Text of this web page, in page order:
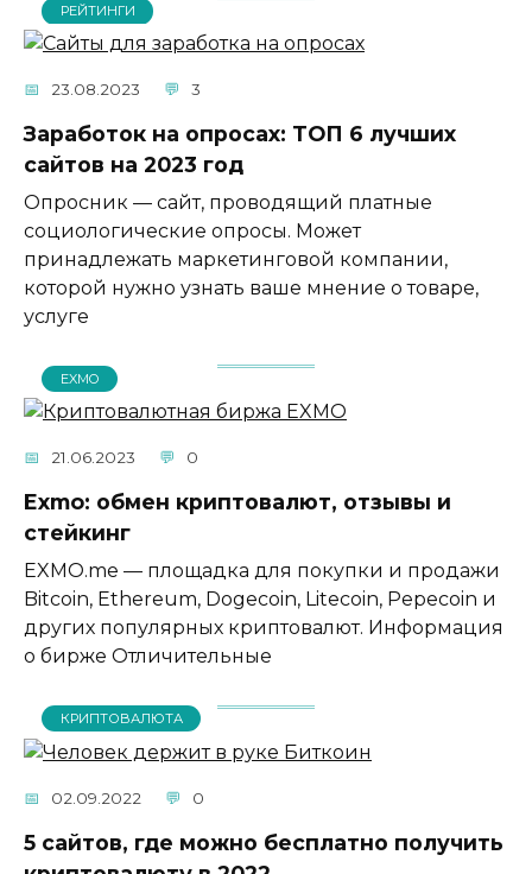
РЕЙТИНГИ
23.08.2023 3
Заработок на опросах: ТОП 6 лучших
сайтов на 2023 год
Опросник — сайт, проводящий платные
социологические опросы. Может
принадлежать маркетинговой компании,
которой нужно узнать ваше мнение о товаре,
услуге
EXMO
21.06.2023 0
Exmo: обмен криптовалют, отзывы и
стейкинг
EXMO.me — площадка для покупки и продажи
Bitcoin, Ethereum, Dogecoin, Litecoin, Pepecoin и
других популярных криптовалют. Информация
о бирже Отличительные
КРИПТОВАЛЮТА
02.09.2022 0
5 сайтов, где можно бесплатно получить